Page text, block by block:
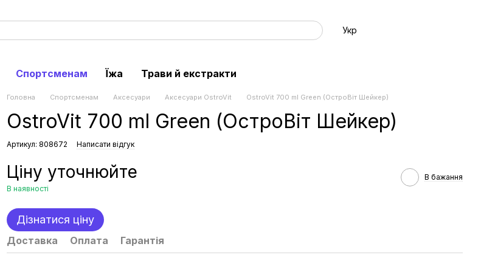
Укр
Спортсменам Їжа Трави й екстракти
Головна Спортсменам Аксесуари Аксесуари OstroVit OstroVit 700 ml Green (ОстроВіт Шейкер)
OstroVit 700 ml Green (ОстроВіт Шейкер)
Артикул: 808672 Написати відгук
Ціну уточнюйте
В наявності
В бажання
Дізнатися ціну
Доставка Оплата Гарантія